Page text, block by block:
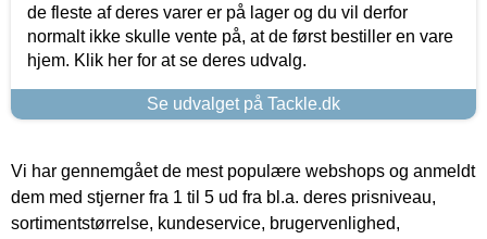
de fleste af deres varer er på lager og du vil derfor
normalt ikke skulle vente på, at de først bestiller en vare
hjem. Klik her for at se deres udvalg.
Se udvalget på Tackle.dk
Vi har gennemgået de mest populære webshops og anmeldt
dem med stjerner fra 1 til 5 ud fra bl.a. deres prisniveau,
sortimentstørrelse, kundeservice, brugervenlighed,